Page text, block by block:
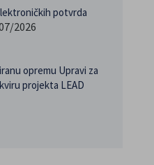
potvrda
2026
opremu Upravi za
projekta LEAD